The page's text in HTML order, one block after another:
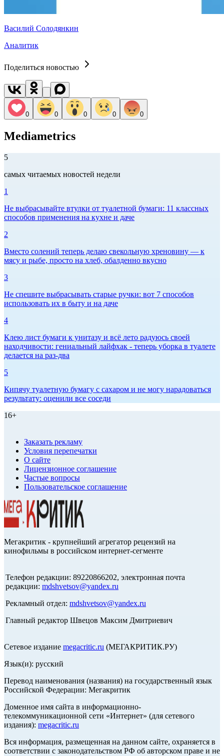
Василий Солодянкин
Аналитик
Поделиться новостью
0 0 0 0 0
Mediametrics
5
самых читаемых новостей недели
1
Не выбрасывайте втулки от туалетной бумаги: 11 классных
способов применения на кухне и даче
2
Вместо солений теперь делаю свекольную хреновину — к
мясу и рыбе, просто на хлеб, обалденно вкусно
3
Не спешите выбрасывать старые ручки: вот 7 способов
использовать их в быту и на даче
4
Клею лист бумаги к унитазу и всё лето радуюсь своей
находчивости: гениальный лайфхак - теперь уборка в туалете
делается на раз-два
5
Кипячу туалетную бумагу с сахаром и не могу нарадоваться
результату: оценили все соседи
16+
Заказать рекламу
Условия перепечатки
О сайте
Лицензионное соглашение
Частые вопросы
Пользовательское соглашение
Мегакритик - крупнейший агрегатор рецензий на
кинофильмы в российском интернет-сегменте
Телефон редакции: 89220866202, электронная почта
редакции: mdshvetsov@yandex.ru
Рекламный отдел: mdshvetsov@yandex.ru
Главный редактор Швецов Максим Дмитриевич
Сетевое издание megacritic.ru (МЕГАКРИТИК.РУ)
Язык(и): русский
Перевод наименования (названия) на государственный язык
Российской Федерации: Мегакритик
Доменное имя сайта в информационно-
телекоммуникационной сети «Интернет» (для сетевого
издания): megacritic.ru
Вся информация, размещенная на данном сайте, охраняется в
соответствии с законодательством РФ об авторском праве и не